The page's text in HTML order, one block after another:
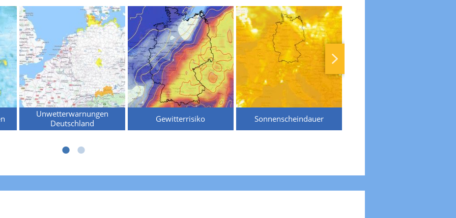
Unwetterwarnungen
Deutschland
Gewitterrisiko Sonnenscheindauer